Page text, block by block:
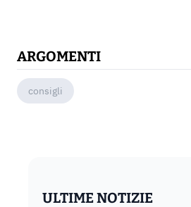
ARGOMENTI
consigli
ULTIME NOTIZIE